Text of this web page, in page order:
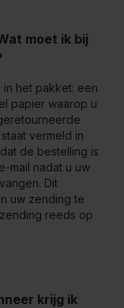
moet ik bij
in het pakket: een
papier waarop u
vermeld in
de bestelling is
mail nadat u uw
Dit
uw zending te
reeds op
krijg ik